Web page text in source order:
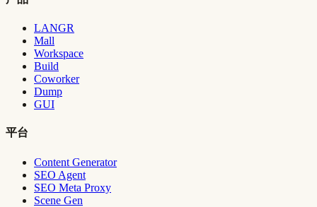
LANGR
Mall
Workspace
Build
Coworker
Dump
GUI
平台
Content Generator
SEO Agent
SEO Meta Proxy
Scene Gen